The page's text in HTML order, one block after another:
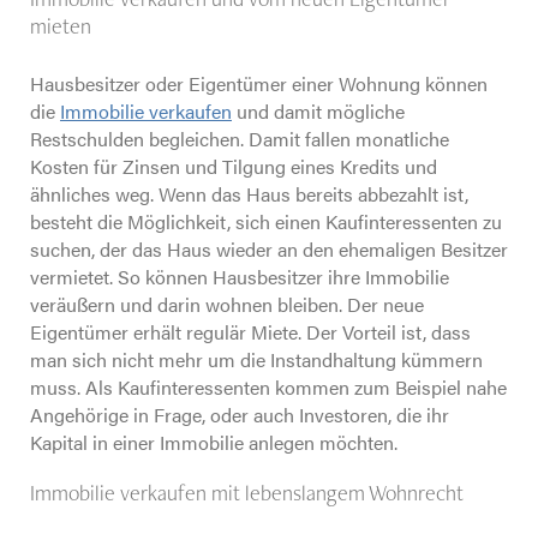
mieten
Hausbesitzer oder Eigentümer einer Wohnung können
die Immobilie verkaufen und damit mögliche
Restschulden begleichen. Damit fallen monatliche
Kosten für Zinsen und Tilgung eines Kredits und
ähnliches weg. Wenn das Haus bereits abbezahlt ist,
besteht die Möglichkeit, sich einen Kaufinteressenten zu
suchen, der das Haus wieder an den ehemaligen Besitzer
vermietet. So können Hausbesitzer ihre Immobilie
veräußern und darin wohnen bleiben. Der neue
Eigentümer erhält regulär Miete. Der Vorteil ist, dass
man sich nicht mehr um die Instandhaltung kümmern
muss. Als Kaufinteressenten kommen zum Beispiel nahe
Angehörige in Frage, oder auch Investoren, die ihr
Kapital in einer Immobilie anlegen möchten.
Immobilie verkaufen mit lebenslangem Wohnrecht